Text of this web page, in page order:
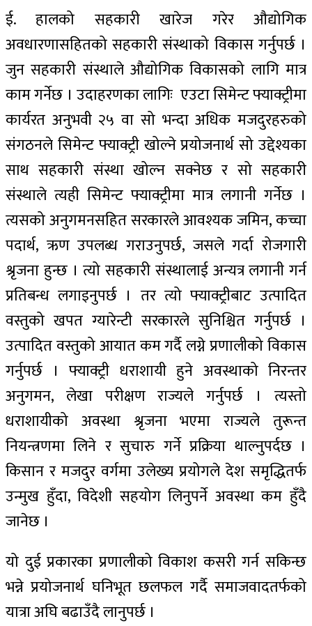
ई. हालको सहकारी खारेज गरेर औद्योगिक
अवधारणासहितको सहकारी संस्थाको विकास गर्नुपर्छ ।
जुन सहकारी संस्थाले औद्योगिक विकासको लागि मात्र
काम गर्नेछ । उदाहरणका लागिः एउटा सिमेन्ट फ्याक्ट्रीमा
कार्यरत अनुभवी २५ वा सो भन्दा अधिक मजदुरहरुको
संगठनले सिमेन्ट फ्याक्ट्री खोल्ने प्रयोजनार्थ सो उद्देश्यका
साथ सहकारी संस्था खोल्न सक्नेछ र सो सहकारी
संस्थाले त्यही सिमेन्ट फ्याक्ट्रीमा मात्र लगानी गर्नेछ ।
त्यसको अनुगमनसहित सरकारले आवश्यक जमिन, कच्चा
पदार्थ, ऋण उपलब्ध गराउनुपर्छ, जसले गर्दा रोजगारी
श्रृजना हुन्छ । त्यो सहकारी संस्थालाई अन्यत्र लगानी गर्न
प्रतिबन्ध लगाइनुपर्छ । तर त्यो फ्याक्ट्रीबाट उत्पादित
वस्तुको खपत ग्यारेन्टी सरकारले सुनिश्चित गर्नुपर्छ ।
उत्पादित वस्तुको आयात कम गर्दै लग्ने प्रणालीको विकास
गर्नुपर्छ । फ्याक्ट्री धराशायी हुने अवस्थाको निरन्तर
अनुगमन, लेखा परीक्षण राज्यले गर्नुपर्छ । त्यस्तो
धराशायीको अवस्था श्रृजना भएमा राज्यले तुरून्त
नियन्त्रणमा लिने र सुचारु गर्ने प्रक्रिया थाल्नुपर्दछ ।
किसान र मजदुर वर्गमा उलेख्य प्रयोगले देश समृद्धितर्फ
उन्मुख हुँदा, विदेशी सहयोग लिनुपर्ने अवस्था कम हुँदै
जानेछ ।
यो दुई प्रकारका प्रणालीको विकाश कसरी गर्न सकिन्छ
भन्ने प्रयोजनार्थ घनिभूत छलफल गर्दै समाजवादतर्फको
यात्रा अघि बढाउँदै लानुपर्छ ।